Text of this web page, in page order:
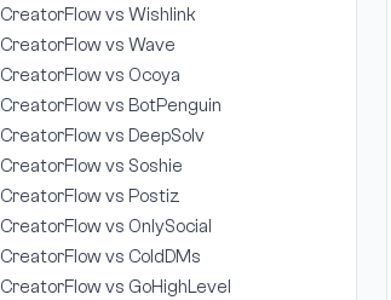
CreatorFlow vs Wishlink
CreatorFlow vs Wave
CreatorFlow vs Ocoya
CreatorFlow vs BotPenguin
CreatorFlow vs DeepSolv
CreatorFlow vs Soshie
CreatorFlow vs Postiz
CreatorFlow vs OnlySocial
CreatorFlow vs ColdDMs
CreatorFlow vs GoHighLevel